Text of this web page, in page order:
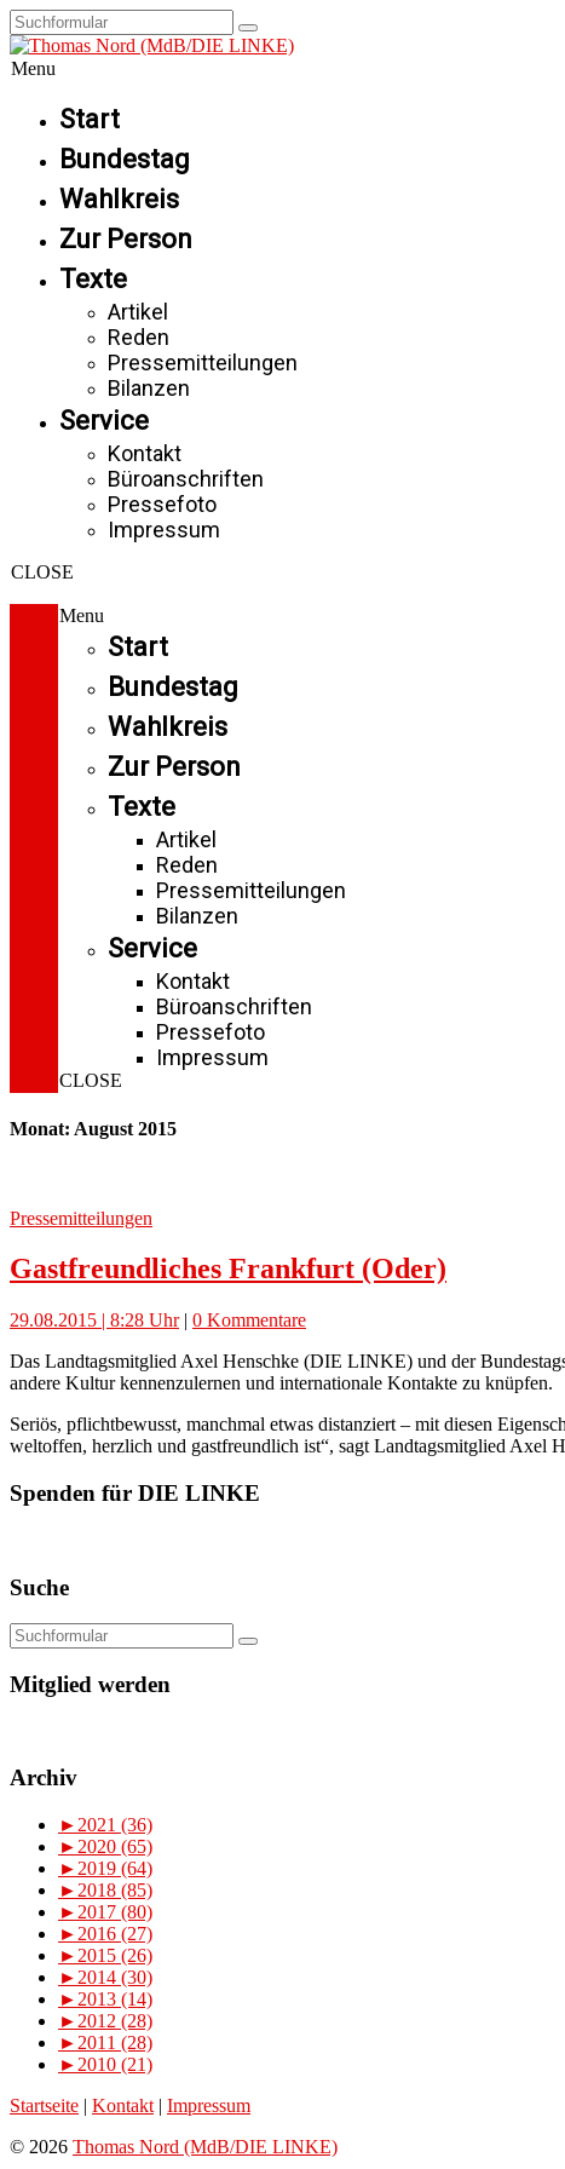
Menu
Start
Bundestag
Wahlkreis
Zur Person
Texte
Artikel
Reden
Pressemitteilungen
Bilanzen
Service
Kontakt
Büroanschriften
Pressefoto
Impressum
CLOSE
Menu
Start
Bundestag
Wahlkreis
Zur Person
Texte
Artikel
Reden
Pressemitteilungen
Bilanzen
Service
Kontakt
Büroanschriften
Pressefoto
Impressum
CLOSE
Monat: August 2015
Pressemitteilungen
Gastfreundliches Frankfurt (Oder)
29.08.2015 | 8:28 Uhr| 0 Kommentare
Das Landtagsmitglied Axel Henschke (DIE LINKE) und der
andere Kultur kennenzulernen und internationale Kontakte zu knüpfen.
Seriös, pflichtbewusst, manchmal etwas distanziert – mit diesen
weltoffen, herzlich und gastfreundlich ist“, sagt Landtagsmitglied Axel
Spenden für DIE LINKE
Suche
Mitglied werden
Archiv
► 2021 (36)
► 2020 (65)
► 2019 (64)
► 2018 (85)
► 2017 (80)
► 2016 (27)
► 2015 (26)
► 2014 (30)
► 2013 (14)
► 2012 (28)
► 2011 (28)
► 2010 (21)
Startseite | Kontakt | Impressum
© 2026 Thomas Nord (MdB/DIE LINKE)